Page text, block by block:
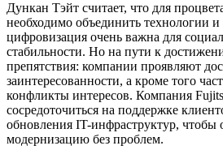
Дункан Тэйт считает, что для
необходимо объединить технологии
цифровизация очень важна для
стабильности. Но на пути к
препятствия: компании проявляют
заинтересованности, а кроме того
конфликты интересов. Компания
сосредоточиться на поддержке
обновления IT-инфраструктур, чтобы
модернизацию без проблем.